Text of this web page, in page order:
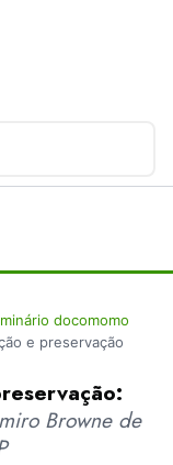
docomomo
e preservação
Browne de